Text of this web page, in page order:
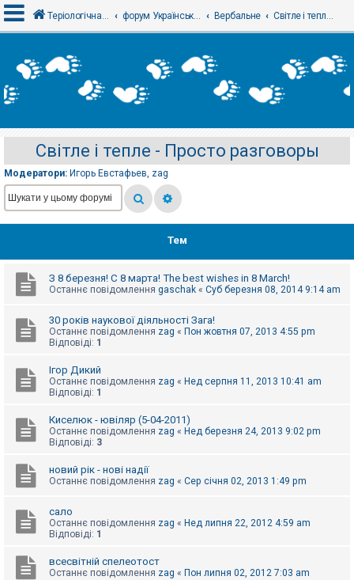
х
і
е
є
с
т
р
а
Т
м
б
з
о
е
к
и
Теріологічна школа форум Українського теріологічного товариства Вербальне Світле і тепле - Просто разговоры
Світле і тепле - Просто разговоры
Модератори: Игорь Евстафьев, zag
Тем
З 8 березня! С 8 марта! The best wishes in 8 March!
Останнє повідомлення gaschak « Суб березня 08, 2014 9:14 am
30 років наукової діяльності Зага!
Останнє повідомлення zag « Пон жовтня 07, 2013 4:55 pm
Відповіді: 1
Ігор Дикий
Останнє повідомлення zag « Нед серпня 11, 2013 10:41 am
Відповіді: 1
Киселюк - ювіляр (5-04-2011)
Останнє повідомлення zag « Нед березня 24, 2013 9:02 pm
Відповіді: 3
новий рік - нові надії
Останнє повідомлення zag « Сер січня 02, 2013 1:49 pm
сало
Останнє повідомлення zag « Нед липня 22, 2012 4:59 am
Відповіді: 1
всесвітній спелеотост
Останнє повідомлення zag « Пон липня 02, 2012 7:03 am